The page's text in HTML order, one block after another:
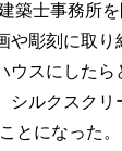
築士事務所
や彫刻に取
ウスにした
シルクスク
とになった。